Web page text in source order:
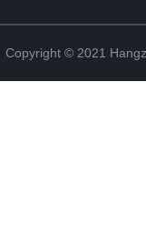
Copyright © 2021